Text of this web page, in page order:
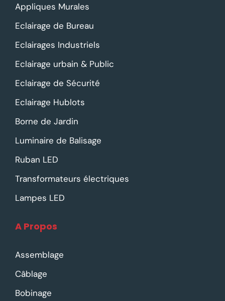
Appliques Murales
Eclairage de Bureau
Eclairages Industriels
Eclairage urbain & Public
Eclairage de Sécurité
Eclairage Hublots
Borne de Jardin
Luminaire de Balisage
Ruban LED
Transformateurs électriques
Lampes LED
A Propos
Assemblage
Câblage
Bobinage